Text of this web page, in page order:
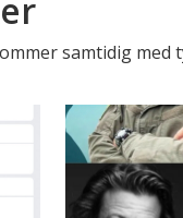
samtidig med